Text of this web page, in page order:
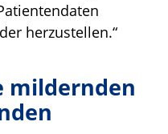
herzustellen.“
mildernden